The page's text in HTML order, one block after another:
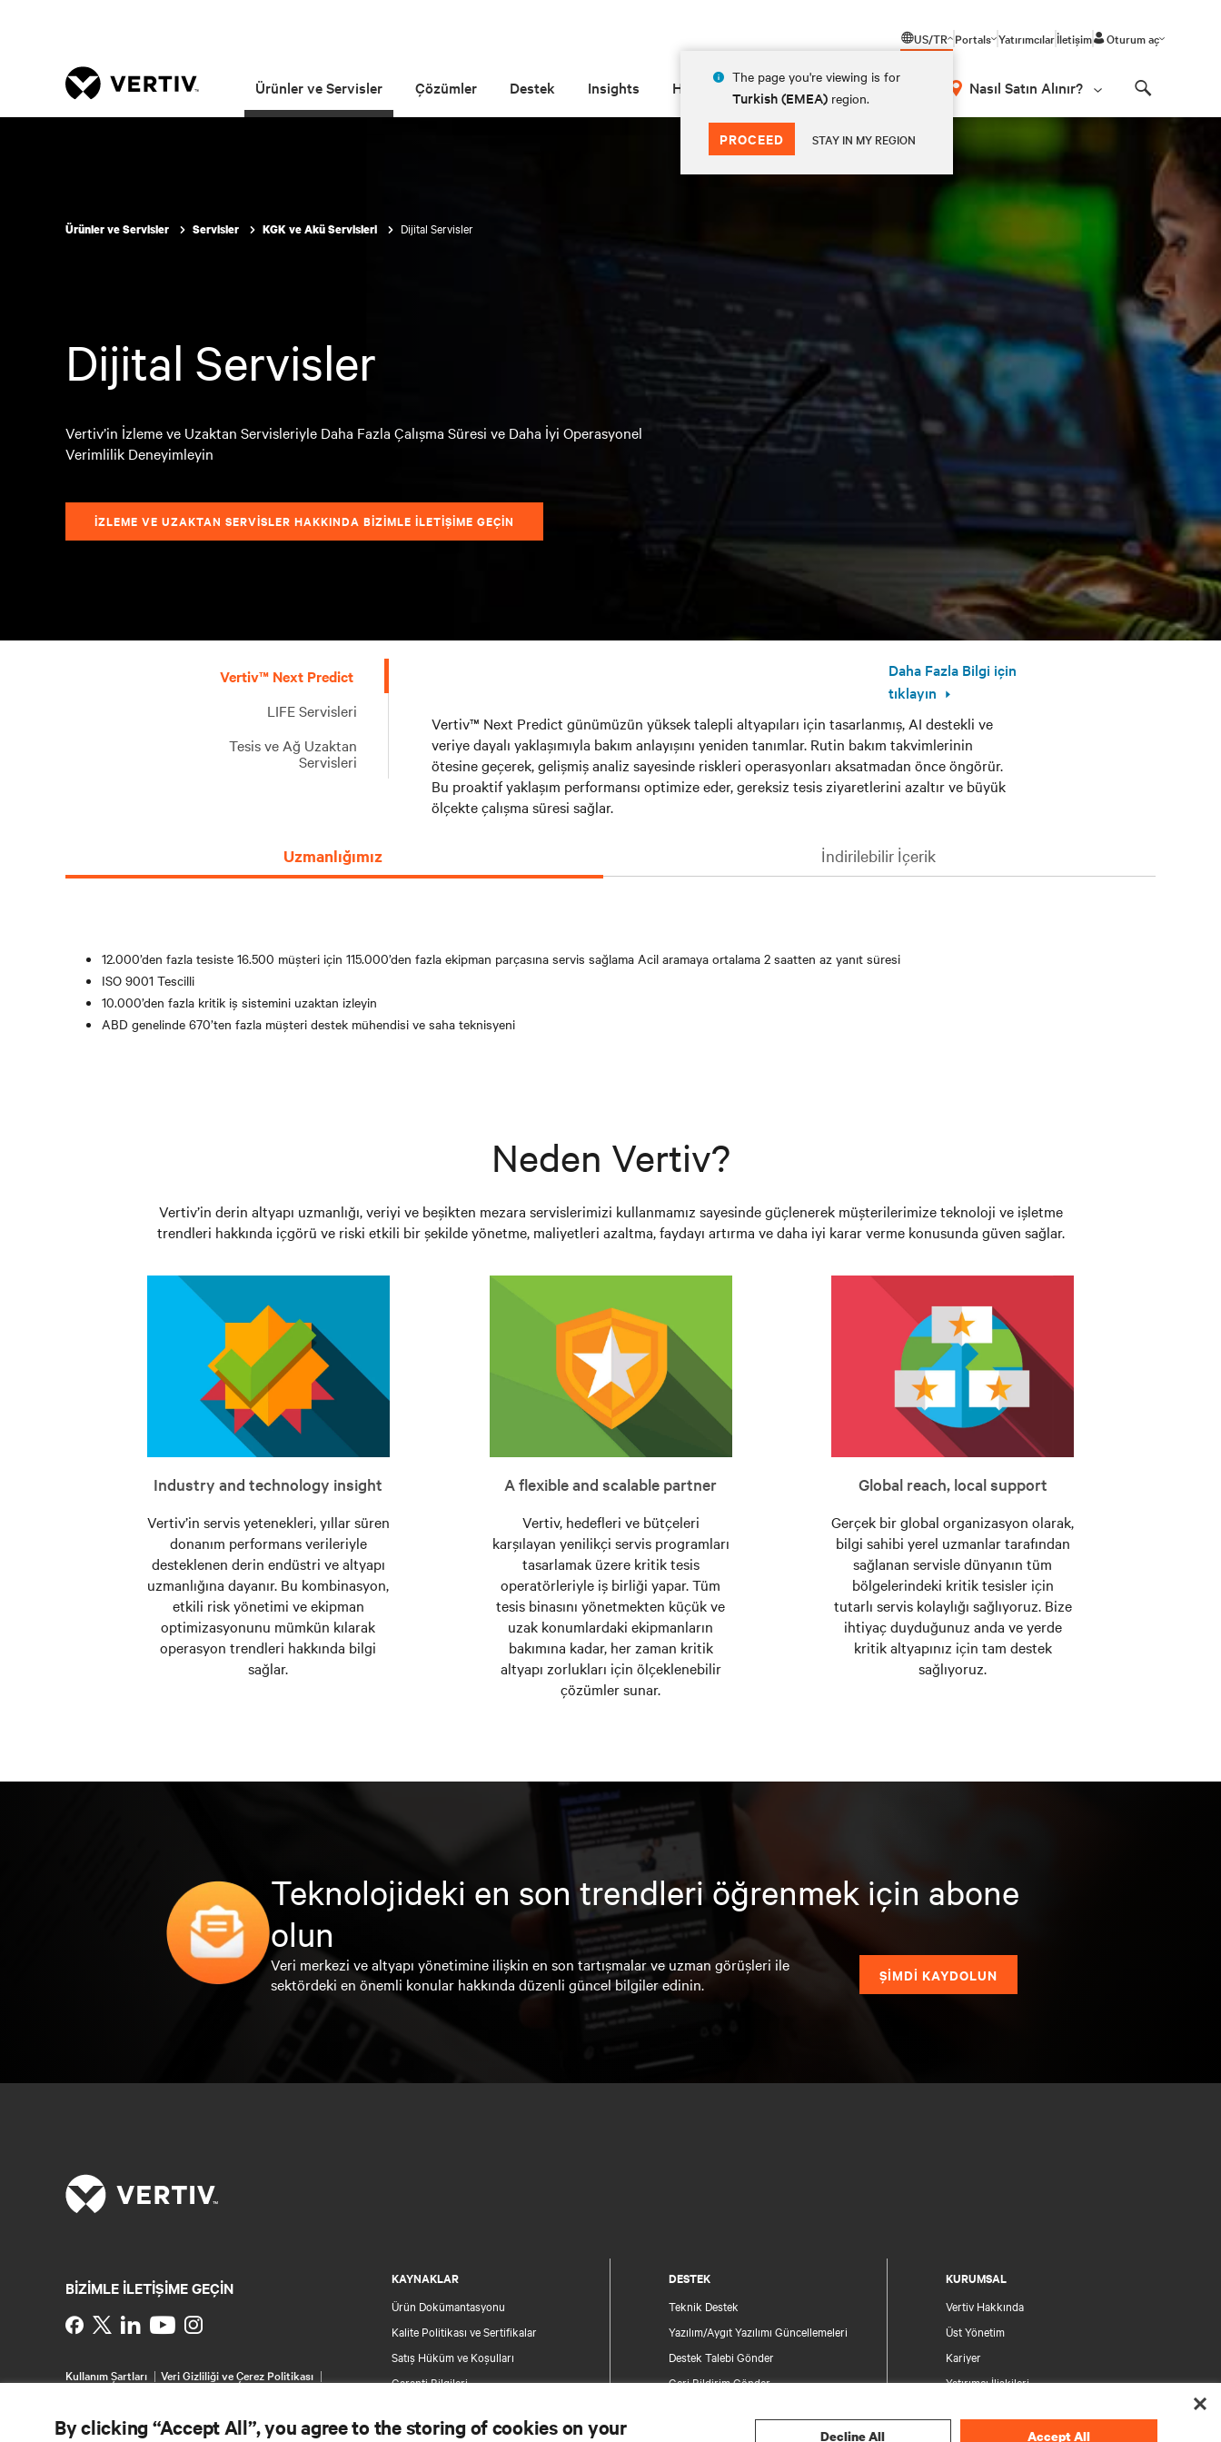
US/TR
The page you're viewing is for
Turkish (EMEA) region.
PROCEED STAY IN MY REGION
Portals Yatırımcılarİletişim Oturum aç
Ürünler ve Servisler Çözümler Destek Insights Hakkında Nasıl Satın Alınır?
Ürünler ve Servisler Servisler KGK ve Akü Servisleri Dijital Servisler
Dijital Servisler
Vertiv’in İzleme ve Uzaktan Servisleriyle Daha Fazla Çalışma Süresi ve Daha İyi Operasyonel
Verimlilik Deneyimleyin
İZLEME VE UZAKTAN SERVISLER HAKKINDA BIZIMLE ILETIŞIME GEÇIN
Vertiv™ Next Predict
Daha Fazla Bilgi için
tıklayın
Vertiv™ Next Predict günümüzün yüksek talepli altyapıları için tasarlanmış, AI destekli ve
veriye dayalı yaklaşımıyla bakım anlayışını yeniden tanımlar. Rutin bakım takvimlerinin
ötesine geçerek, gelişmiş analiz sayesinde riskleri operasyonları aksatmadan önce öngörür.
Bu proaktif yaklaşım performansı optimize eder, gereksiz tesis ziyaretlerini azaltır ve büyük
ölçekte çalışma süresi sağlar.
LIFE Servisleri
Bilgi için
Tesis ve Ağ Uzaktan
Servisleri
yeteneklerine
ekipman
uzmanı
ekibiyle
güvenilirliği
olan
en
maliyetle
optimize
Uzmanlığımız İndirilebilir İçerik
12.000’den fazla tesiste 16.500 müşteri için 115.000’den fazla ekipman parçasına servis sağlama Acil aramaya ortalama 2 saatten az yanıt süresi
ISO 9001 Tescilli
10.000’den fazla kritik iş sistemini uzaktan izleyin
ABD genelinde 670’ten fazla müşteri destek mühendisi ve saha teknisyeni
Neden Vertiv?
Vertiv’in derin altyapı uzmanlığı, veriyi ve beşikten mezara servislerimizi kullanmamız sayesinde güçlenerek müşterilerimize teknoloji ve işletme
trendleri hakkında içgörü ve riski etkili bir şekilde yönetme, maliyetleri azaltma, faydayı artırma ve daha iyi karar verme konusunda güven sağlar.
Industry and technology insight
Vertiv’in servis yetenekleri, yıllar süren
donanım performans verileriyle
desteklenen derin endüstri ve altyapı
uzmanlığına dayanır. Bu kombinasyon,
etkili risk yönetimi ve ekipman
optimizasyonunu mümkün kılarak
operasyon trendleri hakkında bilgi
sağlar.
A flexible and scalable partner
Vertiv, hedefleri ve bütçeleri
karşılayan yenilikçi servis programları
tasarlamak üzere kritik tesis
operatörleriyle iş birliği yapar. Tüm
tesis binasını yönetmekten küçük ve
uzak konumlardaki ekipmanların
bakımına kadar, her zaman kritik
altyapı zorlukları için ölçeklenebilir
çözümler sunar.
Global reach, local support
Gerçek bir global organizasyon olarak,
bilgi sahibi yerel uzmanlar tarafından
sağlanan servisle dünyanın tüm
bölgelerindeki kritik tesisler için
tutarlı servis kolaylığı sağlıyoruz. Bize
ihtiyaç duyduğunuz anda ve yerde
kritik altyapınız için tam destek
sağlıyoruz.
Teknolojideki en son trendleri öğrenmek için abone
olun
Veri merkezi ve altyapı yönetimine ilişkin en son tartışmalar ve uzman görüşleri ile
sektördeki en önemli konular hakkında düzenli güncel bilgiler edinin.
ŞİMDİ KAYDOLUN
KAYNAKLAR
Ürün Dokümantasyonu
Kalite Politikası ve Sertifikalar
Satış Hüküm ve Koşulları
Garanti Bilgileri
Site Haritası
DESTEK
Teknik Destek
Yazılım/Aygıt Yazılımı Güncellemeleri
Destek Talebi Gönder
Geri Bildirim Gönder
KURUMSAL
Vertiv Hakkında
Üst Yönetim
Kariyer
Yatırımcı İlişkileri
Gizlilik Seçimleriniz
BIZIMLE ILETIŞIME GEÇIN
Instagram
Kullanım Şartları
Veri Gizliliği ve Çerez Politikası
By clicking “Accept All”, you agree to the storing of cookies on your Decline All Accept All